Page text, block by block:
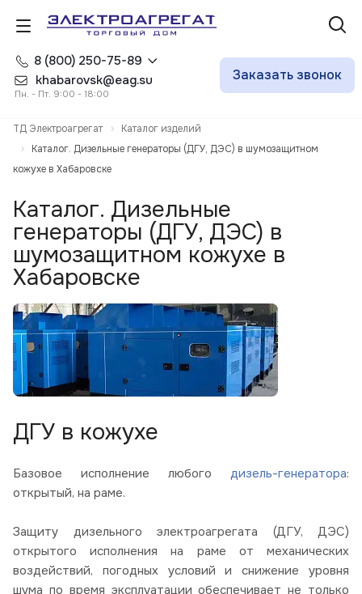
8 (800) 250-75-89
khabarovsk@eag.su
Пн. - Пт. 9:00 - 18:00
Заказать звонок
ТД Электроагрегат
Каталог изделий
Каталог. Дизельные генераторы (ДГУ, ДЭС) в шумозащитном
кожухе в Хабаровске
Каталог. Дизельные
генераторы (ДГУ, ДЭС) в
шумозащитном кожухе в
Хабаровске
ДГУ в кожухе
Базовое исполнение любого дизель-генератора:
открытый, на раме.
Защиту дизельного электроагрегата (ДГУ, ДЭС)
открытого исполнения на раме от механических
воздействий, погодных условий и снижение уровня
шума по время эксплуатации обеспечивает не только